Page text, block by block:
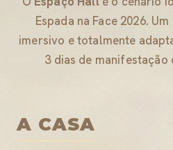
Espada na Face 2026.
imersivo e totalmente
3 dias de manifestação
A CASA